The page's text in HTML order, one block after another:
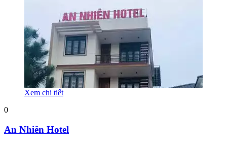
Xem chi tiết
0
An Nhiên Hotel